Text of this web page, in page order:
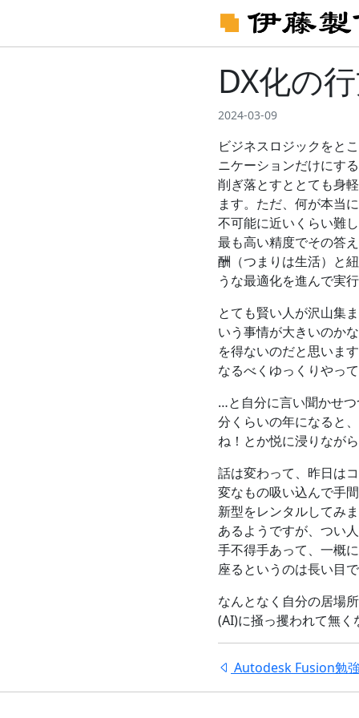
DX化の
2024-03-09
ビジネスロジックをと
ニケーションだけにす
削ぎ落とすととても身
ます。ただ、何が本当
不可能に近いくらい難
最も高い精度でその答
酬（つまりは生活）と
うな最適化を進んで実
とても賢い人が沢山集
いう事情が大きいのか
を得ないのだと思いま
なるべくゆっくりやっ
…と自分に言い聞かせ
分くらいの年になると
ね！とか悦に浸りなが
話は変わって、昨日は
変なもの吸い込んで手
新型をレンタルしてみ
あるようですが、つい
手不得手あって、一概
座るというのは長い目
なんとなく自分の居場
(AI)に掻っ攫われて無
Autodesk Fusion勉